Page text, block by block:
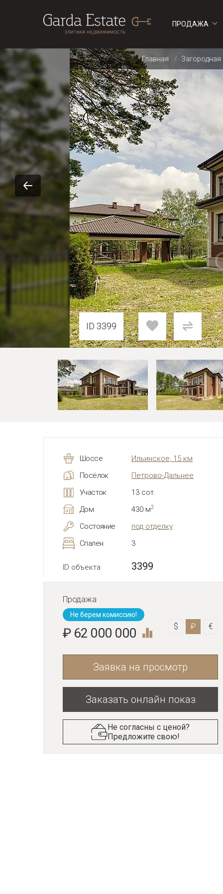
ПРОДАЖА
ДОМА
ДОМА
Главная
ID 3399
Шоссе
Ильинское, 15 км
Посёлок
Петрово-Дальнее
Участок
13 сот.
Дом
430 м2
Состояние
под отделку
Спален
3
ID объекта 3399
Продажа
Не берем комиссию!
₽ 62 000 000 $ ₽ €
Заявка на просмотр
Заказать онлайн показ
Не согласны с ценой?
Предложите свою!